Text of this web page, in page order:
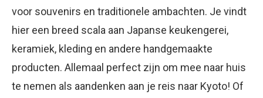
voor souvenirs en traditionele ambachten. Je vindt
hier een breed scala aan Japanse keukengerei,
keramiek, kleding en andere handgemaakte
producten. Allemaal perfect zijn om mee naar huis
te nemen als aandenken aan je reis naar Kyoto! Of